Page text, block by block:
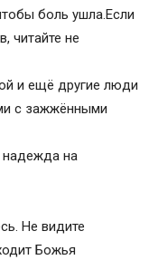
боль ушла.Если
читайте не
и ещё другие люди
с зажжёнными
надежда на
Не видите
Божья